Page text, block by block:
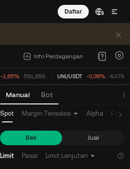
Daftar
Info Perdagangan
-1,65% 591,956 UNI/USDT -0,38% 4,0760
Manual Bot
Spot Margin Terisolasi Alpha
Beli Jual
Limit Pasar Limit Lanjutan